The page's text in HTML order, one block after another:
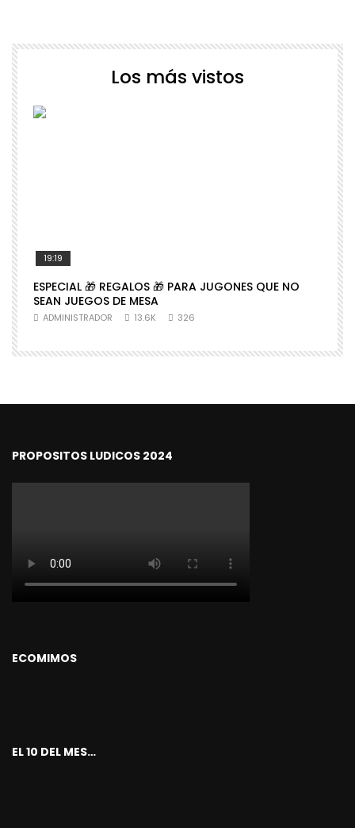
Los más vistos
19:19
ESPECIAL 🎁 REGALOS 🎁 PARA JUGONES QUE NO
SEAN JUEGOS DE MESA
ADMINISTRADOR 13.6K 326
PROPOSITOS LUDICOS 2024
ECOMIMOS
EL 10 DEL MES…